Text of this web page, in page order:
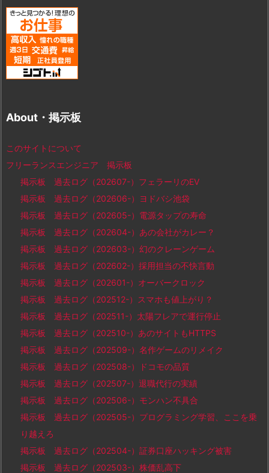
About・掲示板
このサイトについて
フリーランスエンジニア 掲示板
掲示板 過去ログ（202607-）フェラーリのEV
掲示板 過去ログ（202606-）ヨドバシ池袋
掲示板 過去ログ（202605-）電源タップの寿命
掲示板 過去ログ（202604-）あの会社がカレー？
掲示板 過去ログ（202603-）幻のクレーンゲーム
掲示板 過去ログ（202602-）採用担当の不快言動
掲示板 過去ログ（202601-）オーバークロック
掲示板 過去ログ（202512-）スマホも値上がり？
掲示板 過去ログ（202511-）太陽フレアで運行停止
掲示板 過去ログ（202510-）あのサイトもHTTPS
掲示板 過去ログ（202509-）名作ゲームのリメイク
掲示板 過去ログ（202508-）ドコモの品質
掲示板 過去ログ（202507-）退職代行の実績
掲示板 過去ログ（202506-）モンハン不具合
掲示板 過去ログ（202505-）プログラミング学習、ここを乗
り越えろ
掲示板 過去ログ（202504-）証券口座ハッキング被害
掲示板 過去ログ（202503-）株価乱高下